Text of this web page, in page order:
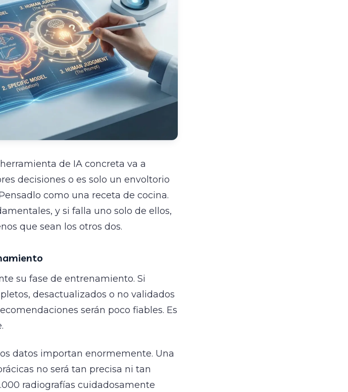
de IA concreta va a
decisiones o es solo un envoltorio
como una receta de cocina.
y si falla uno solo de ellos,
que sean los otros dos.
su fase de entrenamiento. Si
desactualizados o no validados
serán poco fiables. Es
datos importan enormemente. Una
no será tan precisa ni tan
radiografías cuidadosamente